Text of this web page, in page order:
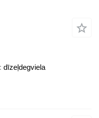
dīzeļdegviela